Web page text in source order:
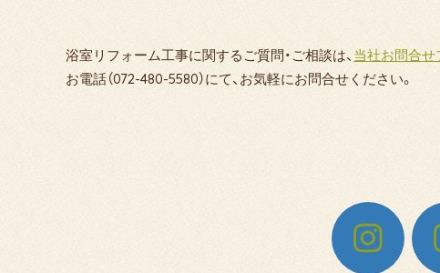
浴室リフォーム工事に関するご質問・ご相談は、 当社お問合せ
お電話（072-480-5580）にて、お気軽にお問合せください。
ダ
イ
シ
ン・
リ
ダ
イ
シ
ン・
リ